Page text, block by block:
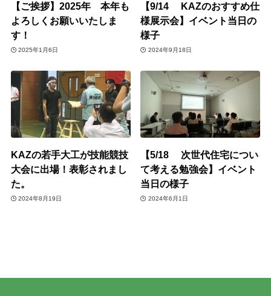
【ご挨拶】2025年 本年も
よろしくお願いいたしま
す！
2025年1月6日
【9/14 KAZのおすすめ仕
様展示会】イベント当日の
様子
2024年9月18日
KAZの若手大工が技能競技
大会に出場！表彰されまし
た。
2024年8月19日
【5/18 次世代住宅につい
て考える勉強会】イベント
当日の様子
2024年6月1日